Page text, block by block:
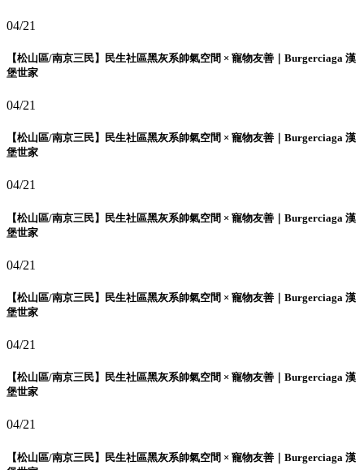
04/21
【松山區/南京三民】民生社區黑灰系帥氣空間 × 寵物友善｜Burgerciaga 漢
堡世家
04/21
【松山區/南京三民】民生社區黑灰系帥氣空間 × 寵物友善｜Burgerciaga 漢
堡世家
04/21
【松山區/南京三民】民生社區黑灰系帥氣空間 × 寵物友善｜Burgerciaga 漢
堡世家
04/21
【松山區/南京三民】民生社區黑灰系帥氣空間 × 寵物友善｜Burgerciaga 漢
堡世家
04/21
【松山區/南京三民】民生社區黑灰系帥氣空間 × 寵物友善｜Burgerciaga 漢
堡世家
04/21
【松山區/南京三民】民生社區黑灰系帥氣空間 × 寵物友善｜Burgerciaga 漢